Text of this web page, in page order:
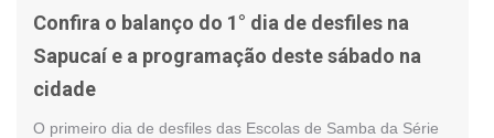
Confira o balanço do 1° dia de desfiles na
Sapucaí e a programação deste sábado na
cidade
O primeiro dia de desfiles das Escolas de Samba da Série